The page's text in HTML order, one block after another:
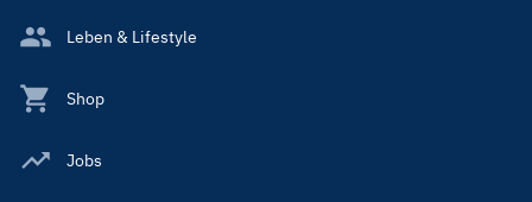
Leben & Lifestyle
Shop
Jobs